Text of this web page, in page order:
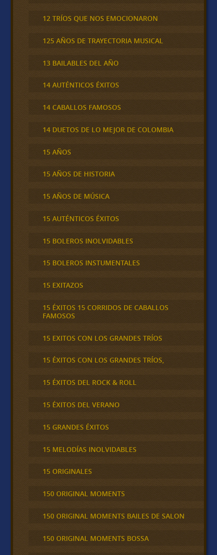
12 TRÍOS QUE NOS EMOCIONARON
125 AÑOS DE TRAYECTORIA MUSICAL
13 BAILABLES DEL AÑO
14 AUTÉNTICOS ÉXITOS
14 CABALLOS FAMOSOS
14 DUETOS DE LO MEJOR DE COLOMBIA
15 AÑOS
15 AÑOS DE HISTORIA
15 AÑOS DE MÚSICA
15 AUTÉNTICOS ÉXITOS
15 BOLEROS INOLVIDABLES
15 BOLEROS INSTUMENTALES
15 EXITAZOS
15 ÉXITOS 15 CORRIDOS DE CABALLOS
FAMOSOS
15 EXITOS CON LOS GRANDES TRÍOS
15 ÉXITOS CON LOS GRANDES TRÍOS,
15 ÉXITOS DEL ROCK & ROLL
15 ÉXITOS DEL VERANO
15 GRANDES ÉXITOS
15 MELODÍAS INOLVIDABLES
15 ORIGINALES
150 ORIGINAL MOMENTS
150 ORIGINAL MOMENTS BAILES DE SALON
150 ORIGINAL MOMENTS BOSSA